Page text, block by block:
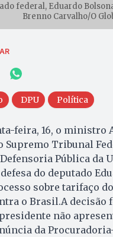
federal, Eduardo
Brenno Carvalho/O
DPU Política
feira, 16, o ministro
Supremo Tribunal
Pública da
do deputado
sobre tarifaço
o Brasil.A decisão
não
da